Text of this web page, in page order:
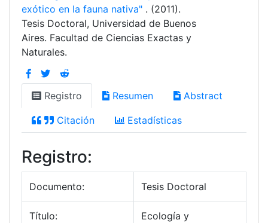
exótico en la fauna nativa" . (2011).
Tesis Doctoral, Universidad de Buenos
Aires. Facultad de Ciencias Exactas y
Naturales.
Registro Resumen Abstract
Citación Estadísticas
Registro:
Documento: Tesis Doctoral
Título:
Ecología y